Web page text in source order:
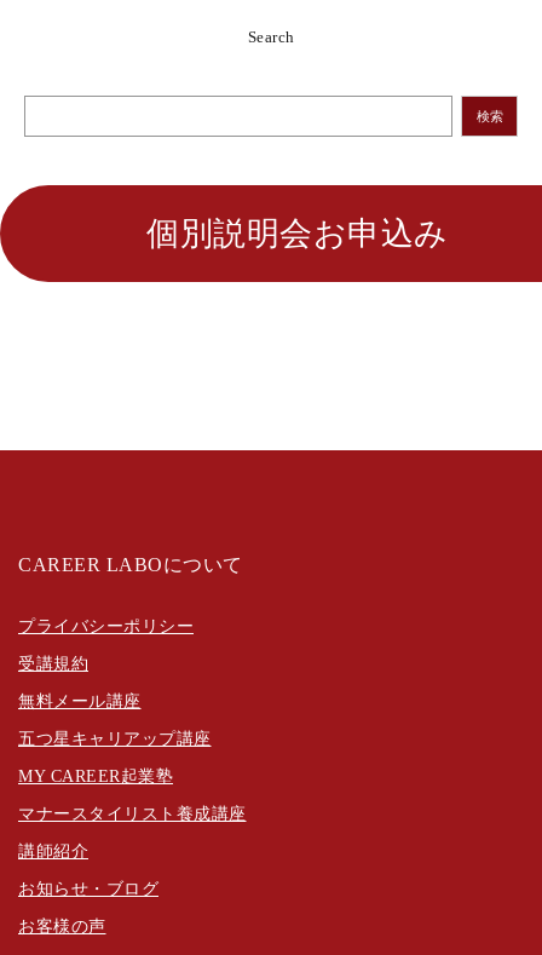
Search
検索
個別説明会お申込み
CAREER LABOについて
プライバシーポリシー
受講規約
無料メール講座
五つ星キャリアップ講座
MY CAREER起業塾
マナースタイリスト養成講座
講師紹介
お知らせ・ブログ
お客様の声